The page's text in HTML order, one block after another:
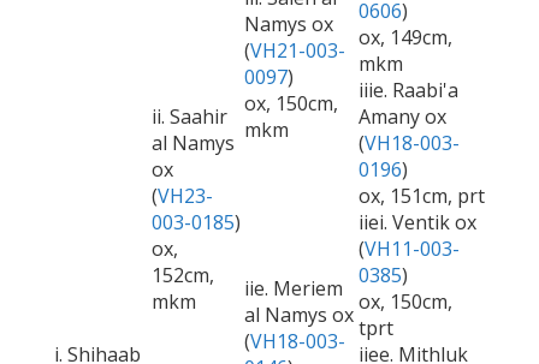
i. Shihaab
ii. Saahir
al Namys
ox
(VH23-
003-0185)
ox,
152cm,
mkm
Namys ox
(VH21-003-
0097)
ox, 150cm,
mkm
0606)
ox, 149cm,
mkm
iiie. Raabi'a
Amany ox
(VH18-003-
0196)
ox, 151cm, prt
iie. Meriem
al Namys ox
(VH18-003-
iiei. Ventik ox
(VH11-003-
0385)
ox, 150cm,
tprt
iiee. Mithluk